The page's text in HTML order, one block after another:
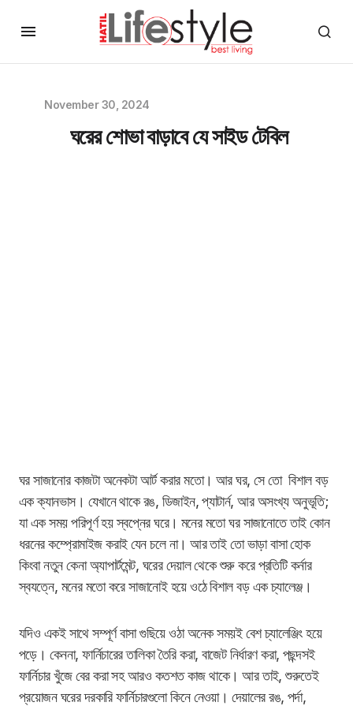
November 30, 2024
ঘরের শোভা বাড়াবে যে সাইড টেবিল
ঘর সাজানোর কাজটা অনেকটা আর্ট করার মতো। আর ঘর, সে তো বিশাল বড়
এক ক্যানভাস। যেখানে থাকে রঙ, ডিজাইন, প্যাটার্ন, আর অসংখ্য অনুভূতি;
যা এক সময় পরিপূর্ণ হয় স্বপ্নের ঘরে। মনের মতো ঘর সাজানোতে তাই কোন
ধরনের কম্প্রোমাইজ করাই যেন চলে না। আর তাই তো ভাড়া বাসা হোক
কিংবা নতুন কেনা অ্যাপার্টমেন্ট, ঘরের দেয়াল থেকে শুরু করে প্রতিটি কর্নার
স্বযত্নে, মনের মতো করে সাজানোই হয়ে ওঠে বিশাল বড় এক চ্যালেঞ্জ।
যদিও একই সাথে সম্পূর্ণ বাসা গুছিয়ে ওঠা অনেক সময়ই বেশ চ্যালেঞ্জিং হয়ে
পড়ে। কেননা, ফার্নিচারের তালিকা তৈরি করা, বাজেট নির্ধারণ করা, পছন্দসই
ফার্নিচার খুঁজে বের করা সহ আরও কতশত কাজ থাকে। আর তাই, শুরুতেই
প্রয়োজন ঘরের দরকারি ফার্নিচারগুলো কিনে নেওয়া। দেয়ালের রঙ, পর্দা,